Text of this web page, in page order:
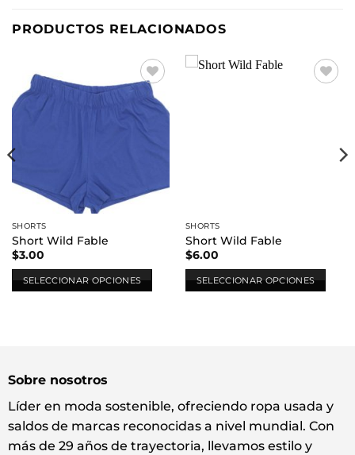
PRODUCTOS RELACIONADOS
Añadir
a la
lista de
deseos
SHORTS
Short Wild Fable
$3.00
SELECCIONAR OPCIONES
Las
opciones
pueden
elegir
SHORTS
Short Wild Fable
$6.00
SELECCIONAR OPCIONES
opciones
pueden
elegir
Sobre nosotros
Líder en moda sostenible, ofreciendo ropa usada y
saldos de marcas reconocidas a nivel mundial. Con
más de 29 años de trayectoria, llevamos estilo y